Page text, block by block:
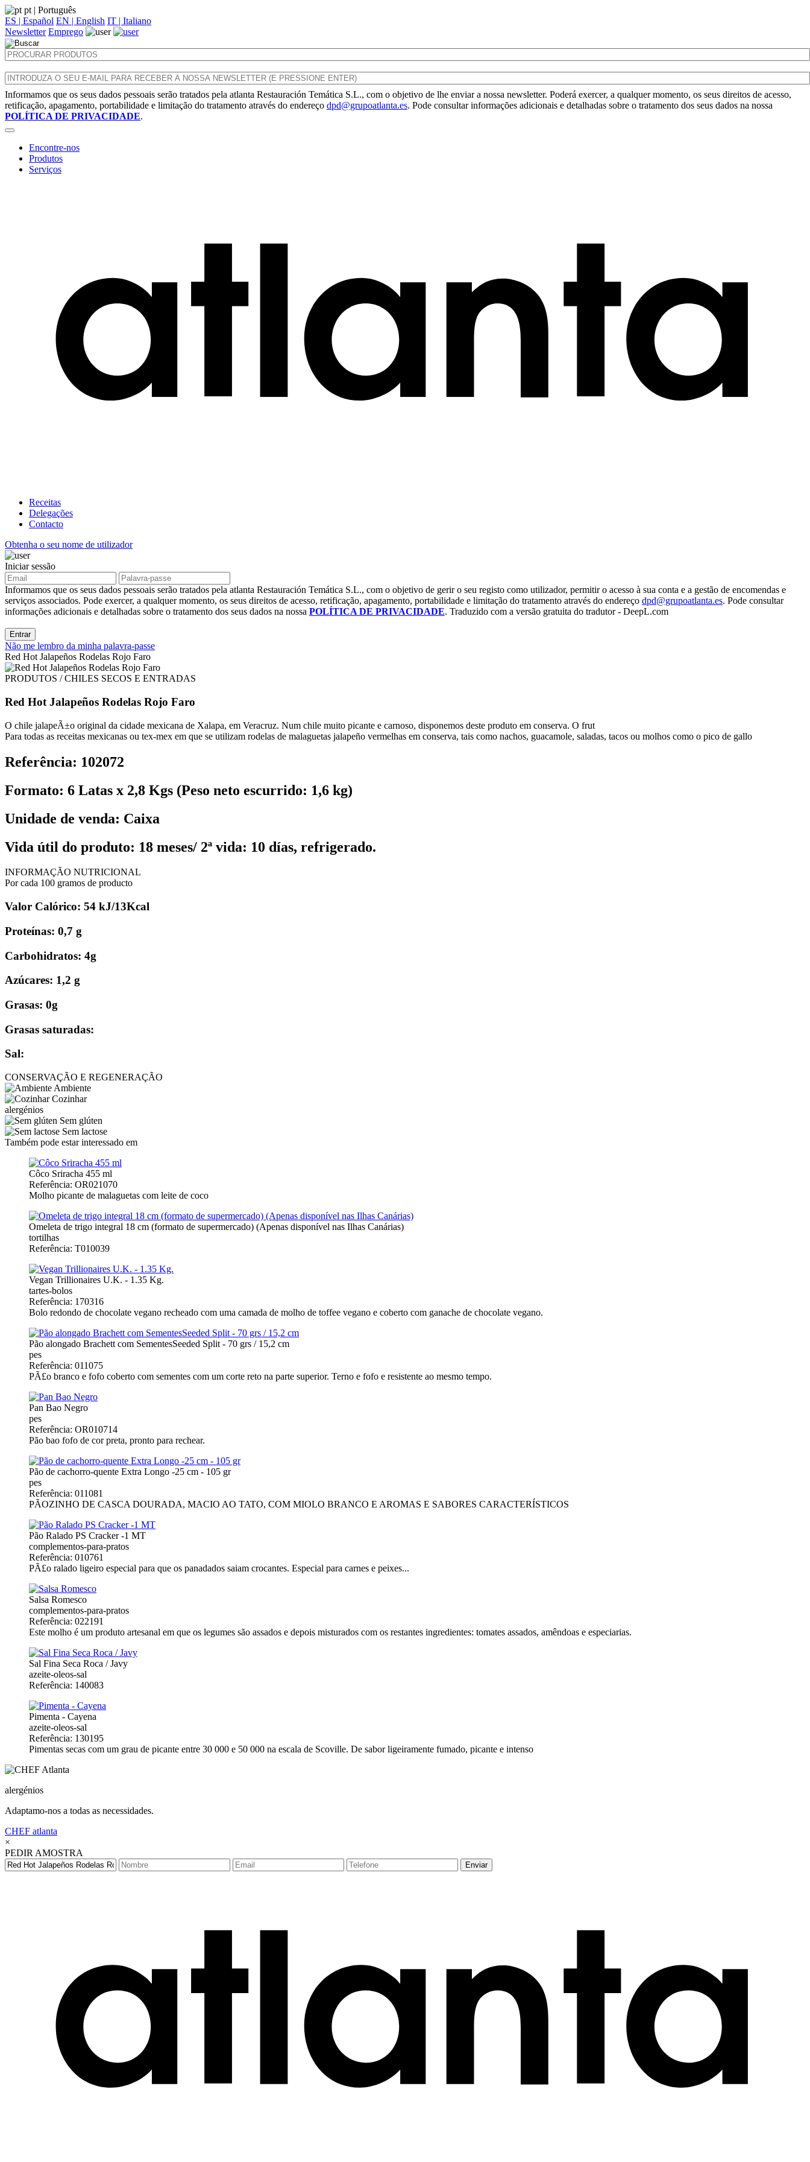
pt | Português
ES | Español EN | English IT | Italiano
Newsletter Emprego
Informamos que os seus dados pessoais serão tratados pela atlanta Restauración Temática S.L., com o objetivo de lhe enviar a nossa newsletter. Poderá exercer, a qualquer momento, os seus direitos de acesso,
retificação, apagamento, portabilidade e limitação do tratamento através do endereço dpd@grupoatlanta.es. Pode consultar informações adicionais e detalhadas sobre o tratamento dos seus dados na nossa
POLÍTICA DE PRIVACIDADE.
Encontre-nos
Produtos
Serviços
Receitas
Delegações
Contacto
Obtenha o seu nome de utilizador
Iniciar sessão
Informamos que os seus dados pessoais serão tratados pela atlanta Restauración Temática S.L., com o objetivo de gerir o seu registo como utilizador, permitir o acesso à sua conta e a gestão de encomendas e
serviços associados. Pode exercer, a qualquer momento, os seus direitos de acesso, retificação, apagamento, portabilidade e limitação do tratamento através do endereço dpd@grupoatlanta.es. Pode consultar
informações adicionais e detalhadas sobre o tratamento dos seus dados na nossa POLÍTICA DE PRIVACIDADE. Traduzido com a versão gratuita do tradutor - DeepL.com
Entrar
Não me lembro da minha palavra-passe
Red Hot Jalapeños Rodelas Rojo Faro
PRODUTOS / CHILES SECOS E ENTRADAS
Red Hot Jalapeños Rodelas Rojo Faro
O chile jalapeÃ±o original da cidade mexicana de Xalapa, em Veracruz. Num chile muito picante e carnoso, disponemos deste produto em conserva. O frut
Para todas as receitas mexicanas ou tex-mex em que se utilizam rodelas de malaguetas jalapeño vermelhas em conserva, tais como nachos, guacamole, saladas, tacos ou molhos como o pico de gallo
Referência: 102072
Formato: 6 Latas x 2,8 Kgs (Peso neto escurrido: 1,6 kg)
Unidade de venda: Caixa
Vida útil do produto: 18 meses/ 2ª vida: 10 días, refrigerado.
INFORMAÇÃO NUTRICIONAL
Por cada 100 gramos de producto
Valor Calórico: 54 kJ/13Kcal
Proteínas: 0,7 g
Carbohidratos: 4g
Azúcares: 1,2 g
Grasas: 0g
Grasas saturadas:
Sal:
CONSERVAÇÃO E REGENERAÇÃO
Ambiente
Cozinhar
alergénios
Sem glúten
Sem lactose
Também pode estar interessado em
Côco Sriracha 455 ml
Referência: OR021070
Molho picante de malaguetas com leite de coco
Omeleta de trigo integral 18 cm (formato de supermercado) (Apenas disponível nas Ilhas Canárias)
tortilhas
Referência: T010039
Vegan Trillionaires U.K. - 1.35 Kg.
tartes-bolos
Referência: 170316
Bolo redondo de chocolate vegano recheado com uma camada de molho de toffee vegano e coberto com ganache de chocolate vegano.
Pão alongado Brachett com SementesSeeded Split - 70 grs / 15,2 cm
pes
Referência: 011075
PÃ£o branco e fofo coberto com sementes com um corte reto na parte superior. Terno e fofo e resistente ao mesmo tempo.
Pan Bao Negro
pes
Referência: OR010714
Pão bao fofo de cor preta, pronto para rechear.
Pão de cachorro-quente Extra Longo -25 cm - 105 gr
pes
Referência: 011081
PÃOZINHO DE CASCA DOURADA, MACIO AO TATO, COM MIOLO BRANCO E AROMAS E SABORES CARACTERÍSTICOS
Pão Ralado PS Cracker -1 MT
complementos-para-pratos
Referência: 010761
PÃ£o ralado ligeiro especial para que os panadados saiam crocantes. Especial para carnes e peixes...
Salsa Romesco
complementos-para-pratos
Referência: 022191
Este molho é um produto artesanal em que os legumes são assados e depois misturados com os restantes ingredientes: tomates assados, amêndoas e especiarias.
Sal Fina Seca Roca / Javy
azeite-oleos-sal
Referência: 140083
Pimenta - Cayena
azeite-oleos-sal
Referência: 130195
Pimentas secas com um grau de picante entre 30 000 e 50 000 na escala de Scoville. De sabor ligeiramente fumado, picante e intenso
alergénios
Adaptamo-nos a todas as necessidades.
CHEF atlanta
×
PEDIR AMOSTRA
Enviar